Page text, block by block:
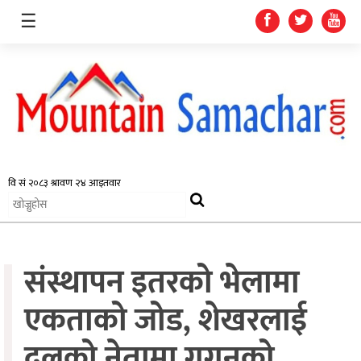
समाचार
प्रदेश
अर्थतन्त्र
स्वास्थ्य
अन्तर्राष्ट्रिय
☰
संस्थापन इतरको भेलामा
एकताको जोड, शेखरलाई